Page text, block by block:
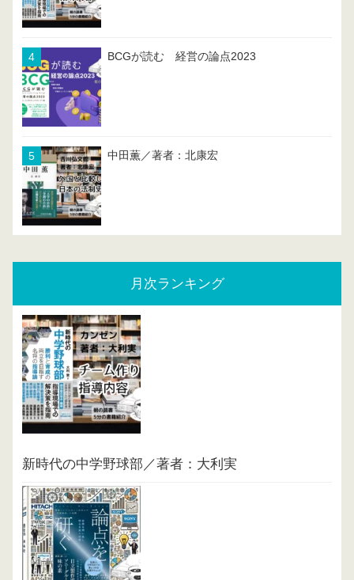
BCGが読む 経営の論点2023
中田薫／著者：北康宏
月次ランキング
新時代の中学野球部／著者：大利実